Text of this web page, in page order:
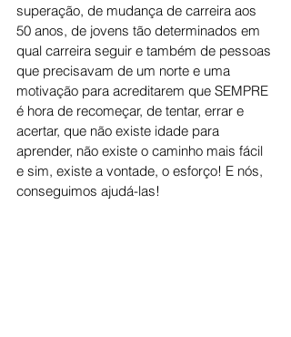
superação, de mudança de carreira aos
50 anos, de jovens tão determinados em
qual carreira seguir e também de pessoas
que precisavam de um norte e uma
motivação para acreditarem que SEMPRE
é hora de recomeçar, de tentar, errar e
acertar, que não existe idade para
aprender, não existe o caminho mais fácil
e sim, existe a vontade, o esforço! E nós,
conseguimos ajudá-las!